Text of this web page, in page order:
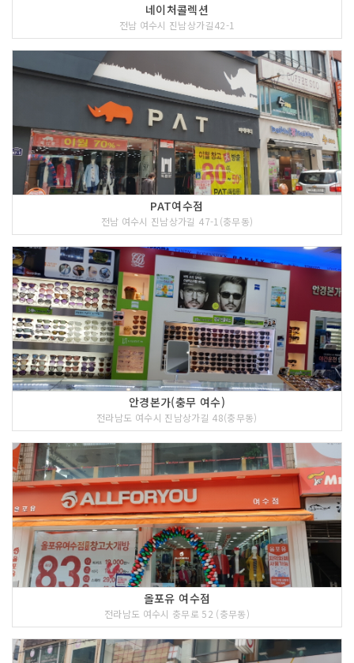
네이처콜렉션
전남 여수시 진남상가길42-1
PAT여수점
전남 여수시 진남상가길 47-1(충무동)
안경본가(충무 여수)
전라남도 여수시 진남상가길 48(충무동)
올포유 여수점
전라남도 여수시 충무로 52 (충무동)